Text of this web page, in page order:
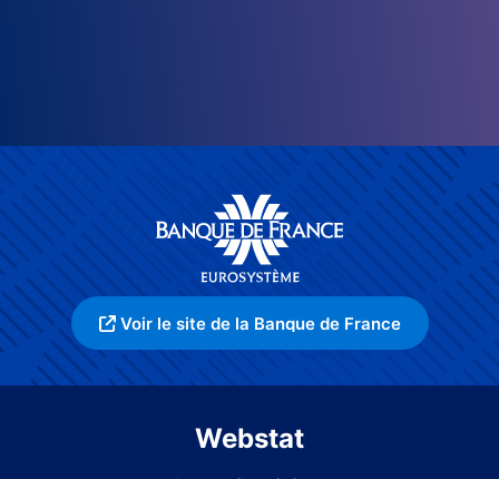
Voir le site de la Banque de France
Webstat